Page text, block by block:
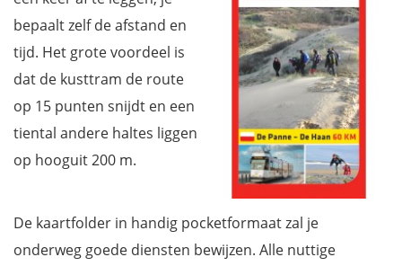
bepaalt zelf de afstand en
tijd. Het grote voordeel is
dat de kusttram de route
op 15 punten snijdt en een
tiental andere haltes liggen
op hooguit 200 m.
De kaartfolder in handig pocketformaat zal je
onderweg goede diensten bewijzen. Alle nuttige